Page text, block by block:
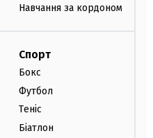
Навчання за кордоном
Спорт
Бокс
Футбол
Теніс
Біатлон